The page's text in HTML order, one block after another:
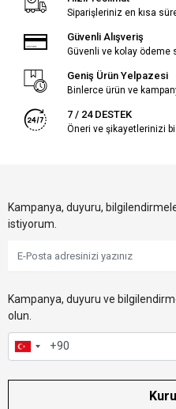
Siparişleriniz en kısa
Güvenli Alışveriş
Güvenli ve kolay ödeme
Geniş Ürün Yelpazesi
Binlerce ürün ve
7 / 24 DESTEK
Öneri ve şikayetlerinizi
Kampanya, duyuru,
istiyorum.
Kampanya, duyuru ve
olun.